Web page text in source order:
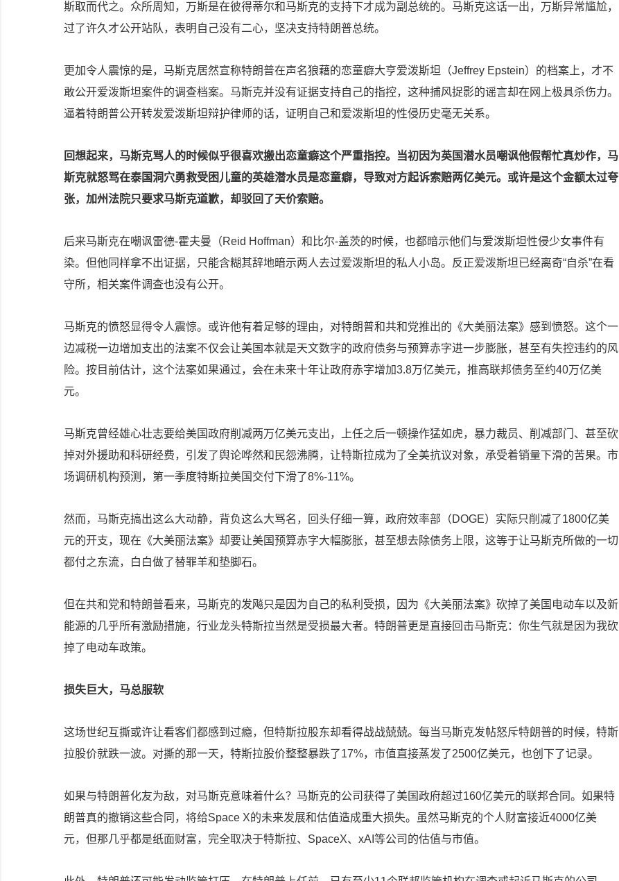
斯取而代之。众所周知，万斯是在彼得蒂尔和马斯克的支持下才成为副总统的。马斯克这话一出，万斯异常尴尬，
过了许久才公开站队，表明自己没有二心，坚决支持特朗普总统。
更加令人震惊的是，马斯克居然宣称特朗普在声名狼藉的恋童癖大亨爱泼斯坦（Jeffrey Epstein）的档案上，才不
敢公开爱泼斯坦案件的调查档案。马斯克并没有证据支持自己的指控，这种捕风捉影的谣言却在网上极具杀伤力。
逼着特朗普公开转发爱泼斯坦辩护律师的话，证明自己和爱泼斯坦的性侵历史毫无关系。
回想起来，马斯克骂人的时候似乎很喜欢搬出恋童癖这个严重指控。当初因为英国潜水员嘲讽他假帮忙真炒作，马
斯克就怒骂在泰国洞穴勇救受困儿童的英雄潜水员是恋童癖，导致对方起诉索赔两亿美元。或许是这个金额太过夸
张，加州法院只要求马斯克道歉，却驳回了天价索赔。
后来马斯克在嘲讽雷德-霍夫曼（Reid Hoffman）和比尔-盖茨的时候，也都暗示他们与爱泼斯坦性侵少女事件有
染。但他同样拿不出证据，只能含糊其辞地暗示两人去过爱泼斯坦的私人小岛。反正爱泼斯坦已经离奇“自杀”在看
守所，相关案件调查也没有公开。
马斯克的愤怒显得令人震惊。或许他有着足够的理由，对特朗普和共和党推出的《大美丽法案》感到愤怒。这个一
边减税一边增加支出的法案不仅会让美国本就是天文数字的政府债务与预算赤字进一步膨胀，甚至有失控违约的风
险。按目前估计，这个法案如果通过，会在未来十年让政府赤字增加3.8万亿美元，推高联邦债务至约40万亿美
元。
马斯克曾经雄心壮志要给美国政府削减两万亿美元支出，上任之后一顿操作猛如虎，暴力裁员、削减部门、甚至砍
掉对外援助和科研经费，引发了舆论哗然和民怨沸腾，让特斯拉成为了全美抗议对象，承受着销量下滑的苦果。市
场调研机构预测，第一季度特斯拉美国交付下滑了8%-11%。
然而，马斯克搞出这么大动静，背负这么大骂名，回头仔细一算，政府效率部（DOGE）实际只削减了1800亿美
元的开支，现在《大美丽法案》却要让美国预算赤字大幅膨胀，甚至想去除债务上限，这等于让马斯克所做的一切
都付之东流，白白做了替罪羊和垫脚石。
但在共和党和特朗普看来，马斯克的发飚只是因为自己的私利受损，因为《大美丽法案》砍掉了美国电动车以及新
能源的几乎所有激励措施，行业龙头特斯拉当然是受损最大者。特朗普更是直接回击马斯克：你生气就是因为我砍
掉了电动车政策。
损失巨大，马总服软
这场世纪互撕或许让看客们都感到过瘾，但特斯拉股东却看得战战兢兢。每当马斯克发帖怒斥特朗普的时候，特斯
拉股价就跌一波。对撕的那一天，特斯拉股价整整暴跌了17%，市值直接蒸发了2500亿美元，也创下了记录。
如果与特朗普化友为敌，对马斯克意味着什么？马斯克的公司获得了美国政府超过160亿美元的联邦合同。如果特
朗普真的撤销这些合同，将给Space X的未来发展和估值造成重大损失。虽然马斯克的个人财富接近4000亿美
元，但那几乎都是纸面财富，完全取决于特斯拉、SpaceX、xAI等公司的估值与市值。